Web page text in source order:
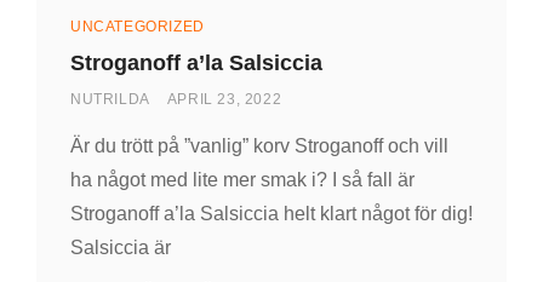
Kategorier
UNCATEGORIZED
Stroganoff a’la Salsiccia
AV
NUTRILDA
PUBLICERAD
APRIL 23, 2022
Är du trött på ”vanlig” korv Stroganoff och vill
ha något med lite mer smak i? I så fall är
Stroganoff a’la Salsiccia helt klart något för dig!
Salsiccia är